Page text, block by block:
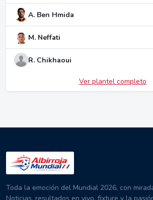
A. Ben Hmida
M. Neffati
R. Chikhaoui
Ver plantel completo
Toda la emoción del Mundial 2026, con